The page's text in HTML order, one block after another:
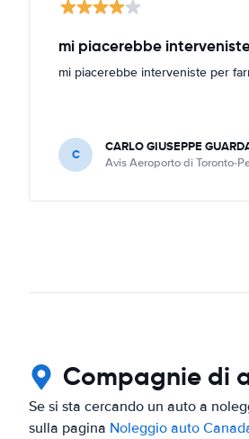
mi piacerebbe
mi piacerebbe interveniste per
C CARLO GIUSEPPE
Avis Aeroporto di Toronto-
Compagnie di
Se si sta cercando un auto a
sulla pagina Noleggio auto